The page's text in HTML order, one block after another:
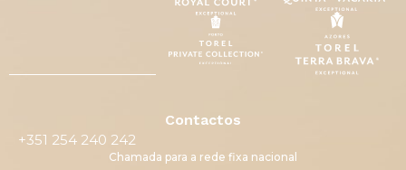
Contactos
+351 254 240 242
Chamada para a rede fixa nacional